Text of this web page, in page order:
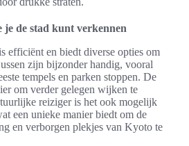
de stad kunt verkennen
efficiënt en biedt diverse opties om
zijn bijzonder handig, vooral
tempels en parken stoppen. De
om verder gelegen wijken te
reiziger is het ook mogelijk
een unieke manier biedt om de
en verborgen plekjes van Kyoto te